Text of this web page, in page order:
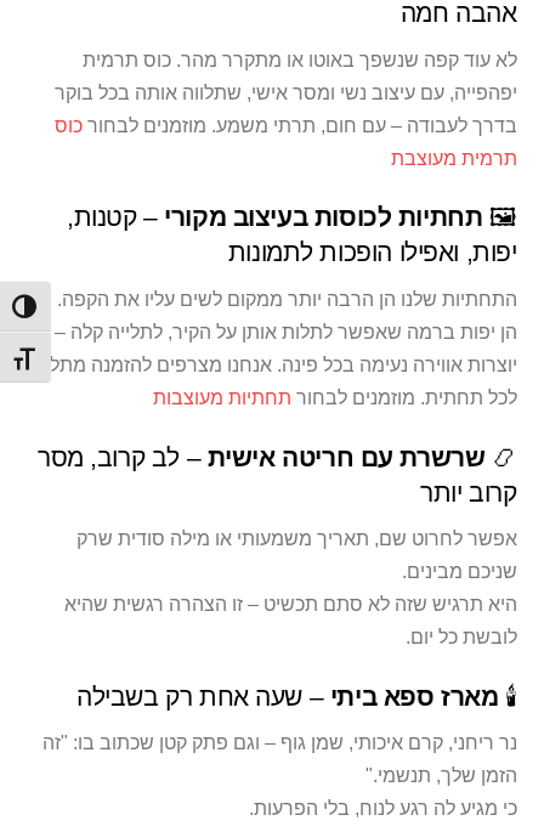
מתג
אהבה חמה
לא עוד קפה שנשפך באוטו או מתקרר מהר. כוס תרמית
יפהפייה, עם עיצוב נשי ומסר אישי, שתלווה אותה בכל בוקר
בדרך לעבודה – עם חום, תרתי משמע. מוזמנים לבחורכוס
תרמית מעוצבת
🖼️ תחתיות לכוסות בעיצוב מקורי – קטנות,
יפות, ואפילו הופכות לתמונות
התחתיות שלנו הן הרבה יותר ממקום לשים עליו את הקפה.
הן יפות ברמה שאפשר לתלות אותן על הקיר, לתלייה קלה – והן
יוצרות אווירה נעימה בכל פינה. אנחנו מצרפים להזמנה מתלה
לכל תחתית. מוזמנים לבחור תחתיות מעוצבות
📿 שרשרת עם חריטה אישית – לב קרוב, מסר
קרוב יותר
אפשר לחרוט שם, תאריך משמעותי או מילה סודית שרק
שניכם מבינים.
היא תרגיש שזה לא סתם תכשיט – זו הצהרה רגשית שהיא
לובשת כל יום.
🕯️ מארז ספא ביתי – שעה אחת רק בשבילה
נר ריחני, קרם איכותי, שמן גוף – וגם פתק קטן שכתוב בו: "זה
הזמן שלך, תנשמי."
כי מגיע לה רגע לנוח, בלי הפרעות.